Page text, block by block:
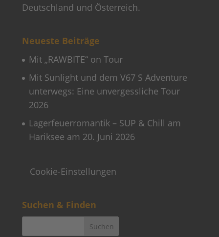
Deutschland und Österreich.
Neueste Beiträge
Mit „RAWBITE“ on Tour
Mit Sunlight und dem V67 S Adventure
unterwegs: Eine unvergessliche Tour
2026
Lagerfeuerromantik – SUP & Chill am
Hariksee am 20. Juni 2026
Cookie-Einstellungen
Suchen & Finden